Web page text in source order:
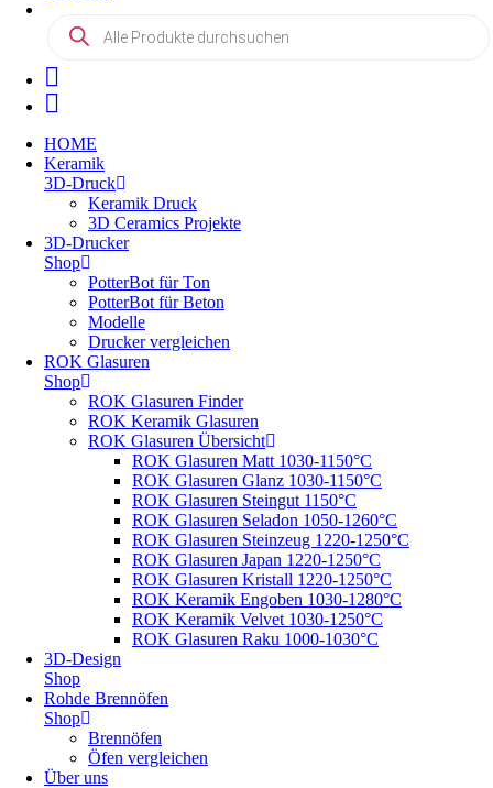
Products
search
HOME
Keramik
3D-Druck
Keramik Druck
3D Ceramics Projekte
3D-Drucker
Shop
PotterBot für Ton
PotterBot für Beton
Modelle
Drucker vergleichen
ROK Glasuren
Shop
ROK Glasuren Finder
ROK Keramik Glasuren
ROK Glasuren Übersicht
ROK Glasuren Matt 1030-1150°C
ROK Glasuren Glanz 1030-1150°C
ROK Glasuren Steingut 1150°C
ROK Glasuren Seladon 1050-1260°C
ROK Glasuren Steinzeug 1220-1250°C
ROK Glasuren Japan 1220-1250°C
ROK Glasuren Kristall 1220-1250°C
ROK Keramik Engoben 1030-1280°C
ROK Keramik Velvet 1030-1250°C
ROK Glasuren Raku 1000-1030°C
3D-Design
Shop
Rohde Brennöfen
Shop
Brennöfen
Öfen vergleichen
Über uns